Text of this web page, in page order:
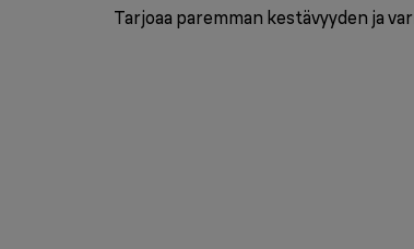
Tarjoaa paremman kestävyyden ja